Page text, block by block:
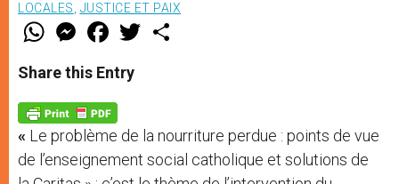
LOCALES JUSTICE ET PAIX
W
t
s
p
p
M
e
s
e
g
e
r
F
a
e
b
o
k
w
Share this Entry
« Le problème de la nourriture perdue : points de vue
de l’enseignement social catholique et solutions de